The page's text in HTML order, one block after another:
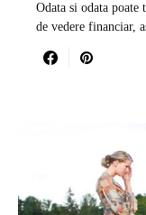
Odata si odata
de vedere financiar,